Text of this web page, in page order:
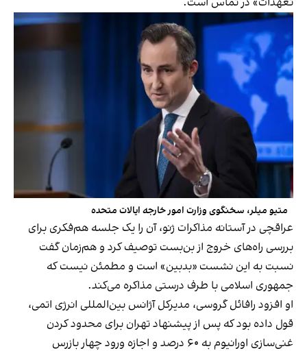
متیو میلر، سخنگوی وزارت امور خارجه ایالات متحده
عراقچی در آستانه مذاکرات ژنو، آن را یک جلسه هم‌فکری برای
بررسی راه‌های خروج از بن‌بست توصیف کرد و هم‌زمان گفت
نسبت به این نشست «بدبین» است و مطمئن نیست که
جمهوری اسلامی با طرف درستی مذاکره می‌کند.
او افزود رافائل گروسی، مدیرکل آژانس بین‌المللی انرژی اتمی،
قول داده بود که پس از پیشنهاد تهران برای محدود کردن
غنی‌سازی اورانیوم به ۶۰ درصد و اجازه ورود چهار بازرس